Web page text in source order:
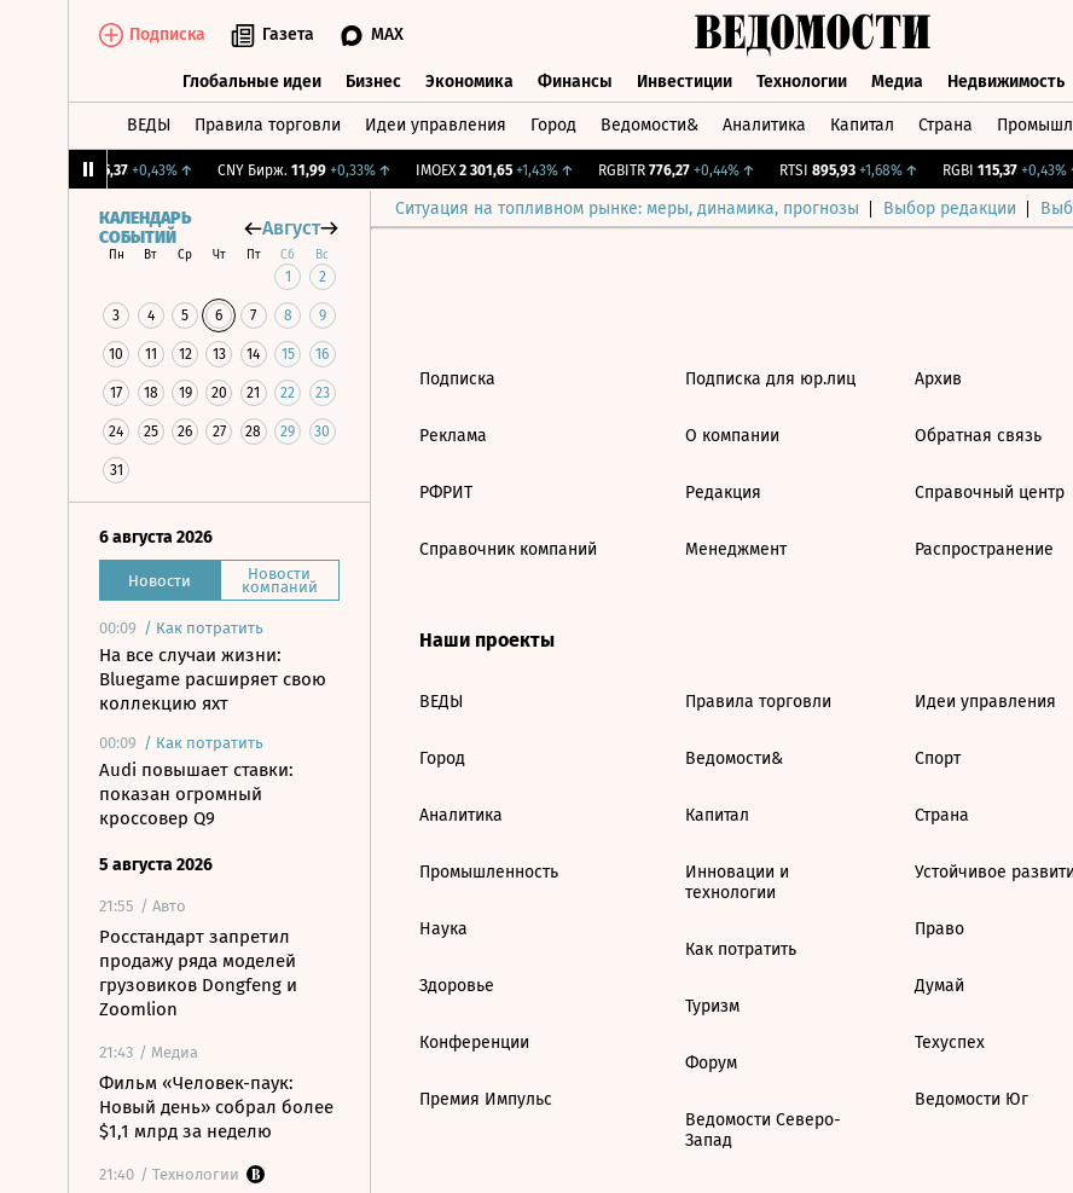
Подписка Газета MAX
Глобальные идеи Бизнес Экономика Финансы Инвестиции Технологии Медиа Недвижимость
ВЕДЫ Правила торговли Идеи управления Город Ведомости& Аналитика Капитал Страна
115,37 +0,43%↑ CNY Бирж. 11,99 +0,33%↑ IMOEX 2 301,65 +1,43%↑ RGBITR 776,27 +0,44%↑ RTSI 895,93 +1,68%↑ RGBI 115,37 +0,43%↑
Ситуация на топливном рынке: меры, динамика, прогнозы Выбор редакции
КАЛЕНДАРЬ
СОБЫТИЙ
Август
Пн Вт Ср Чт Пт Сб Вс
1 2
3 4 5 6 7 8 9
10 11 12 13 14 15 16
17 18 19 20 21 22 23
24 25 26 27 28 29 30
31
6 августа 2026
Новости Новости
компаний
00:09 / Как потратить
На все случаи жизни:
Bluegame расширяет свою
коллекцию яхт
00:09 / Как потратить
Audi повышает ставки:
показан огромный
кроссовер Q9
5 августа 2026
21:55 / Авто
Росстандарт запретил
продажу ряда моделей
грузовиков Dongfeng и
Zoomlion
21:43 / Медиа
Фильм «Человек-паук:
Новый день» собрал более
$1,1 млрд за неделю
21:40 / Технологии
Подписка
Реклама
РФРИТ
Справочник компаний
Подписка для юр.лиц
О компании
Редакция
Менеджмент
Архив
Обратная связь
Справочный центр
Распространение
Наши проекты
ВЕДЫ
Город
Аналитика
Промышленность
Наука
Здоровье
Конференции
Премия Импульс
Правила торговли
Ведомости&
Капитал
Инновации и
технологии
Как потратить
Туризм
Форум
Ведомости Северо-
Запад
Идеи управления
Спорт
Страна
Устойчивое
Право
Думай
Техуспех
Ведомости Юг